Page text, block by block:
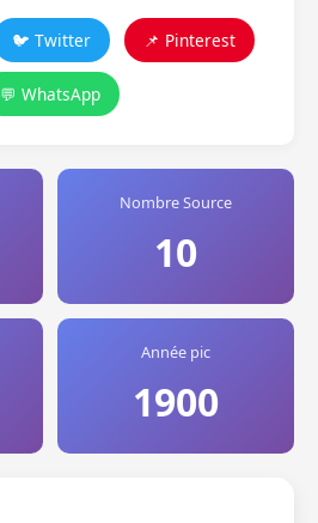
🐦 Twitter 📌 Pinterest
💬 WhatsApp
Nombre Source
10
Année pic
1900